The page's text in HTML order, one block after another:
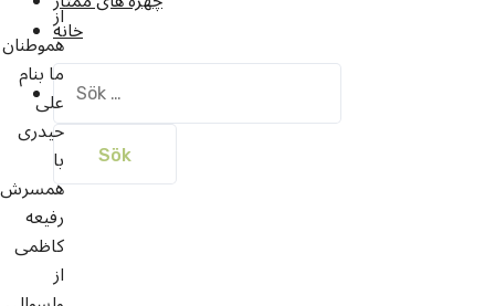
خانه
Sök
efter:
از
هموطنان
ما بنام
علی
حیدری
با
همسرش
رفیعه
کاظمی
از